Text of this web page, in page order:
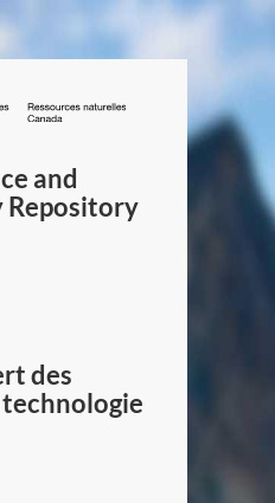
/
Canada
and
Repository
des